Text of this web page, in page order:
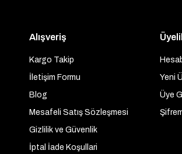
Alışveriş
Kargo Takip
İletişim Formu
Blog
Mesafeli Satış Sözleşmesi
Gizlilik ve Güvenlik
İptal İade Koşullari
Yeni
Üye